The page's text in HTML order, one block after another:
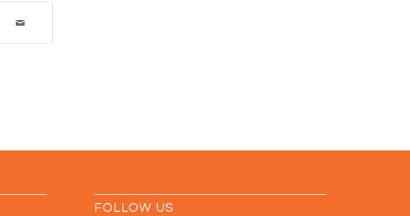
FOLLOW US